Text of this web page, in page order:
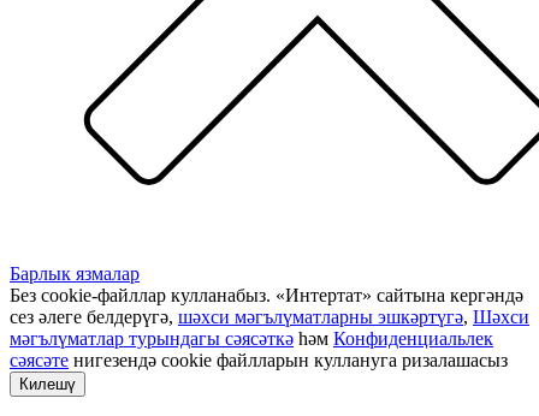
Барлык язмалар
Без cookie-файллар кулланабыз. «Интертат» сайтына кергәндә
сез әлеге белдерүгә, шәхси мәгълүматларны эшкәртүгә, Шәхси
мәгълүматлар турындагы сәясәткә һәм Конфиденциальлек
сәясәте нигезендә cookie файлларын куллануга ризалашасыз
Килешү